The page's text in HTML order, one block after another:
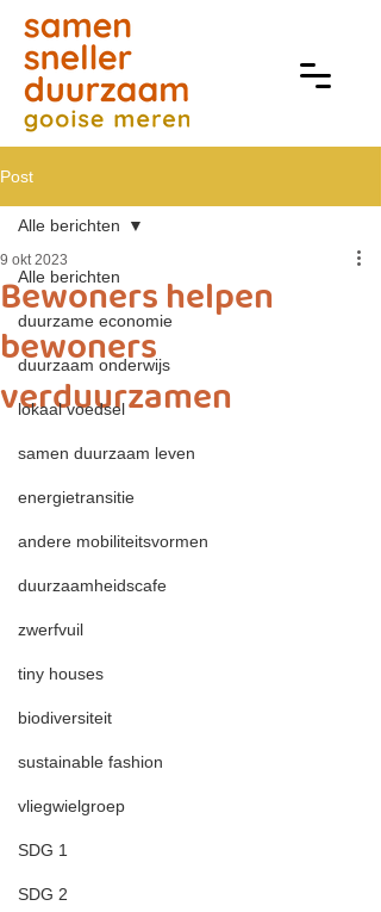
Post
Alle berichten
duurzame economie
duurzaam onderwijs
lokaal voedsel
samen duurzaam leven
energietransitie
andere mobiliteitsvormen
duurzaamheidscafe
zwerfvuil
tiny houses
biodiversiteit
sustainable fashion
vliegwielgroep
SDG 1
SDG 2
Alle berichten
Bewoners helpen
bewoners
verduurzamen
9 okt 2023